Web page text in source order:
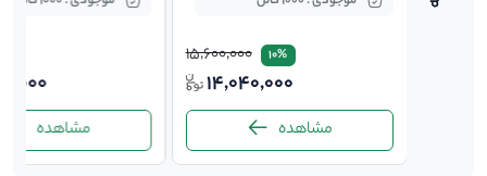
10%
15,600,000
14,040,000
مشاهده مشاهده